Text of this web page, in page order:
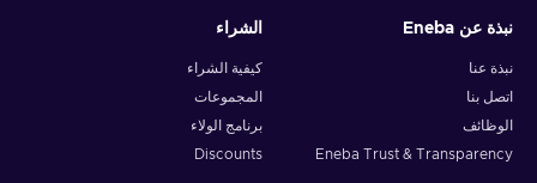
نبذة عن Eneba
نبذة عنا
اتصل بنا
الوظائف
Eneba Trust & Transparency
الشراء
كيفية الشراء
المجموعات
برنامج الولاء
Discounts